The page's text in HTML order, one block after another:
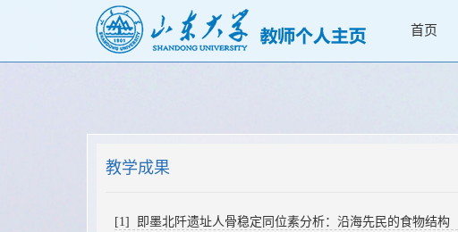
首页
教学成果
[1] 即墨北阡遗址人骨稳定同位素分析：沿海先民的食物结构